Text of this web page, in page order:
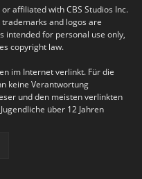
affiliated with CBS Studios Inc.
and logos are
intended for personal use only,
copyright law.
im Internet verlinkt. Für die
keine Verantwortung
und den meisten verlinkten
über 12 Jahren